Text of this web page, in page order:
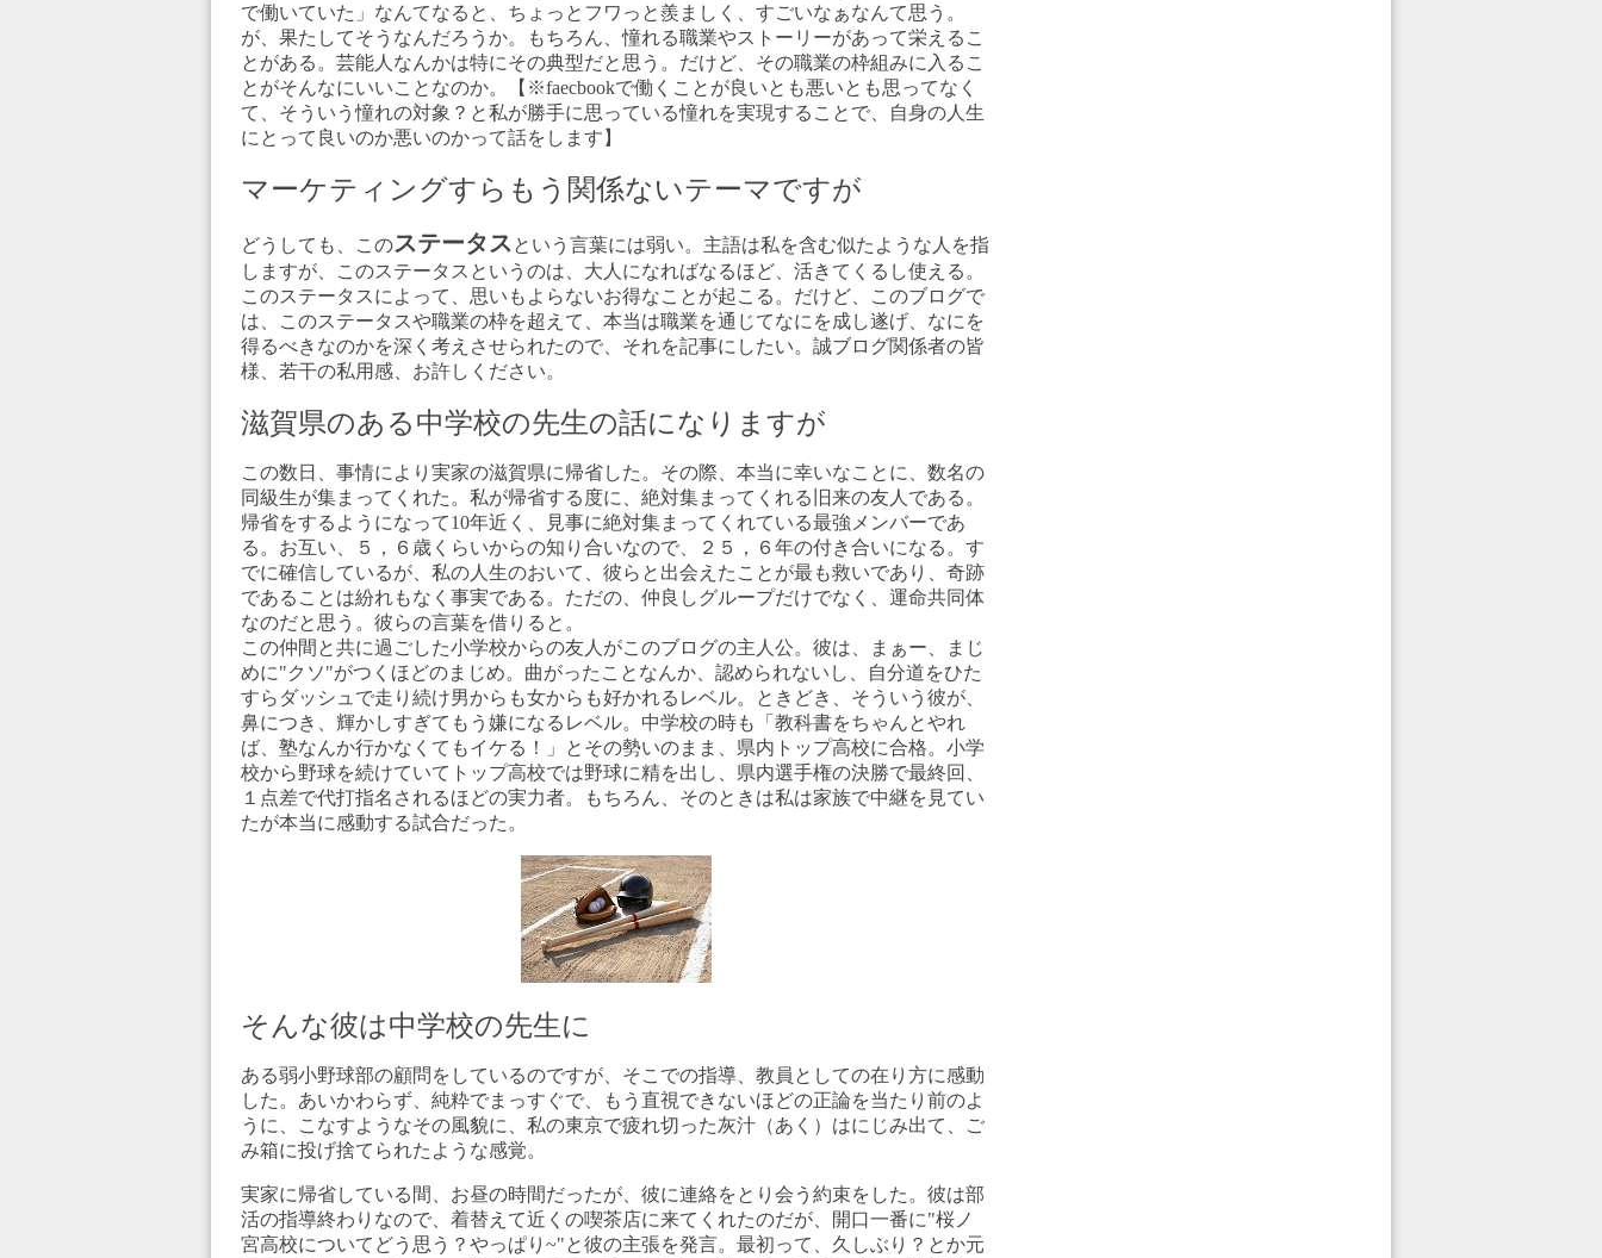
で働いていた」なんてなると、ちょっとフワっと羨ましく、すごいなぁなんて思う。
が、果たしてそうなんだろうか。もちろん、憧れる職業やストーリーがあって栄えるこ
とがある。芸能人なんかは特にその典型だと思う。だけど、その職業の枠組みに入るこ
とがそんなにいいことなのか。【※faecbookで働くことが良いとも悪いとも思ってなく
て、そういう憧れの対象？と私が勝手に思っている憧れを実現することで、自身の人生
にとって良いのか悪いのかって話をします】
マーケティングすらもう関係ないテーマですが
どうしても、このステータス という言葉には弱い。主語は私を含む似たような人を指
しますが、このステータスというのは、大人になればなるほど、活きてくるし使える。
このステータスによって、思いもよらないお得なことが起こる。だけど、このブログで
は、このステータスや職業の枠を超えて、本当は職業を通じてなにを成し遂げ、なにを
得るべきなのかを深く考えさせられたので、それを記事にしたい。誠ブログ関係者の皆
様、若干の私用感、お許しください。
滋賀県のある中学校の先生の話になりますが
この数日、事情により実家の滋賀県に帰省した。その際、本当に幸いなことに、数名の
同級生が集まってくれた。私が帰省する度に、絶対集まってくれる旧来の友人である。
帰省をするようになって10年近く、見事に絶対集まってくれている最強メンバーであ
る。お互い、５，６歳くらいからの知り合いなので、２５，６年の付き合いになる。す
でに確信しているが、私の人生のおいて、彼らと出会えたことが最も救いであり、奇跡
であることは紛れもなく事実である。ただの、仲良しグループだけでなく、運命共同体
なのだと思う。彼らの言葉を借りると。
この仲間と共に過ごした小学校からの友人がこのブログの主人公。彼は、まぁー、まじ
めに"クソ"がつくほどのまじめ。曲がったことなんか、認められないし、自分道をひた
すらダッシュで走り続け男からも女からも好かれるレベル。ときどき、そういう彼が、
鼻につき、輝かしすぎてもう嫌になるレベル。中学校の時も「教科書をちゃんとやれ
ば、塾なんか行かなくてもイケる！」とその勢いのまま、県内トップ高校に合格。小学
校から野球を続けていてトップ高校では野球に精を出し、県内選手権の決勝で最終回、
１点差で代打指名されるほどの実力者。もちろん、そのときは私は家族で中継を見てい
たが本当に感動する試合だった。
そんな彼は中学校の先生に
ある弱小野球部の顧問をしているのですが、そこでの指導、教員としての在り方に感動
した。あいかわらず、純粋でまっすぐで、もう直視できないほどの正論を当たり前のよ
うに、こなすようなその風貌に、私の東京で疲れ切った灰汁（あく）はにじみ出て、ご
み箱に投げ捨てられたような感覚。
実家に帰省している間、お昼の時間だったが、彼に連絡をとり会う約束をした。彼は部
活の指導終わりなので、着替えて近くの喫茶店に来てくれたのだが、開口一番に"桜ノ
宮高校についてどう思う？やっぱり~"と彼の主張を発言。最初って、久しぶり？とか元